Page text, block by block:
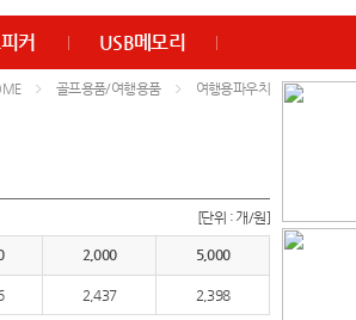
커 USB메모리
골프용품/여행용품 여행용파우치
[단위 : 개/원]
2,000 5,000
2,437 2,398